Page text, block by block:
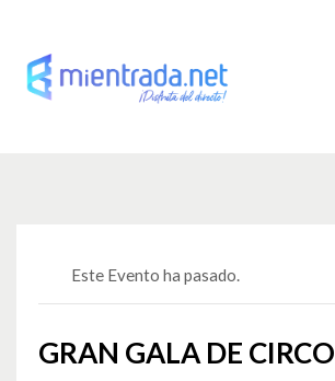
Este Evento ha pasado.
GRAN GALA DE CIRCO